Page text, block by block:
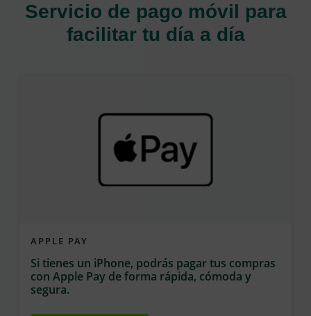
Servicio de pago móvil para
facilitar tu día a día
APPLE PAY
Si tienes un iPhone, podrás pagar tus compras
con Apple Pay de forma rápida, cómoda y
segura.